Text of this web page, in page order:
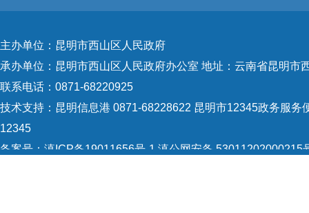
主办单位：昆明市西山区人民政府
承办单位：昆明市西山区人民政府办公室 地址：云南省昆明市
联系电话：0871-68220925
技术支持： 昆明信息港 0871-68228622 昆明市12345政务服务
12345
备案号： 滇ICP备19011656号-1 滇公网安备 53011202000215